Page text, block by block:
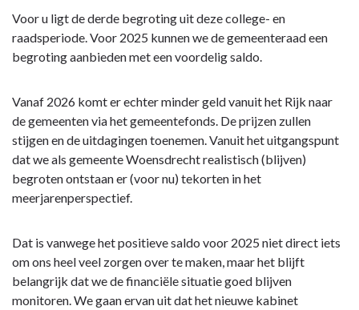
Voor u ligt de derde begroting uit deze college- en
raadsperiode. Voor 2025 kunnen we de gemeenteraad een
begroting aanbieden met een voordelig saldo.
Vanaf 2026 komt er echter minder geld vanuit het Rijk naar
de gemeenten via het gemeentefonds. De prijzen zullen
stijgen en de uitdagingen toenemen. Vanuit het uitgangspunt
dat we als gemeente Woensdrecht realistisch (blijven)
begroten ontstaan er (voor nu) tekorten in het
meerjarenperspectief.
Dat is vanwege het positieve saldo voor 2025 niet direct iets
om ons heel veel zorgen over te maken, maar het blijft
belangrijk dat we de financiële situatie goed blijven
monitoren. We gaan ervan uit dat het nieuwe kabinet